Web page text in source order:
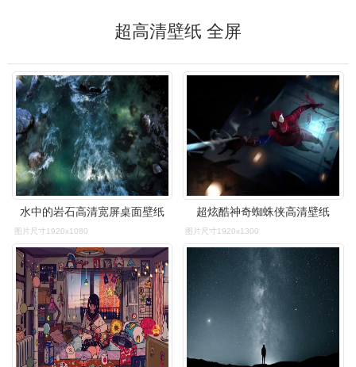
超高清壁纸 全屏
水中的岩石高清宽屏桌面壁纸
图片尺寸1920x1080
超炫酷神奇蜘蛛侠高清壁纸
图片尺寸1920x1300